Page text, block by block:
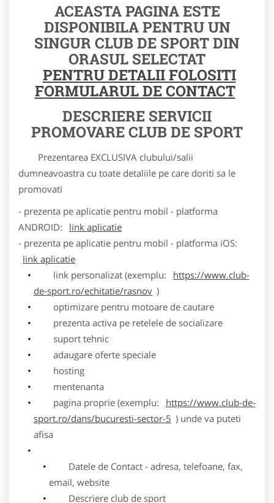
ACEASTA PAGINA ESTE
DISPONIBILA PENTRU UN
SINGUR CLUB DE SPORT DIN
ORASUL SELECTAT
PENTRU DETALII FOLOSITI
FORMULARUL DE CONTACT
DESCRIERE SERVICII
PROMOVARE CLUB DE SPORT
Prezentarea EXCLUSIVA clubului/salii
dumneavoastra cu toate detaliile pe care doriti sa le
promovati
- prezenta pe aplicatie pentru mobil - platforma
ANDROID:
link aplicatie
- prezenta pe aplicatie pentru mobil - platforma iOS:
link aplicatie
link personalizat (exemplu:
https://www.club-
de-sport.ro/echitatie/rasnov )
optimizare pentru motoare de cautare
prezenta activa pe retelele de socializare
suport tehnic
adaugare oferte speciale
hosting
mentenanta
pagina proprie (exemplu:
https://www.club-de-
sport.ro/dans/bucuresti-sector-5 ) unde va puteti
afisa
Datele de Contact - adresa, telefoane, fax,
email, website
Descriere club de sport